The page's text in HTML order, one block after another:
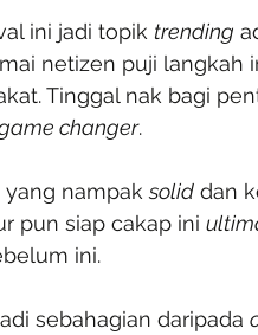
ini jadi topik trending
netizen puji
Tinggal nak bagi
changer.
yang nampak solid dan
pun siap cakap ini
ini.
sebahagian daripada